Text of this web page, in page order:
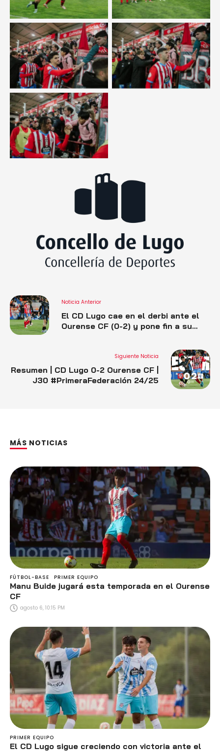
Noticia Anterior
El CD Lugo cae en el derbi ante el
Ourense CF (0-2) y pone fin a su
Siguiente Noticia
Resumen | CD Lugo 0-2 Ourense CF |
J30 #PrimeraFederación 24/25
MÁS NOTICIAS
FÚTBOL-BASE PRIMER EQUIPO
Manu Buide jugará esta temporada en el Ourense
CF
agosto 6, 10:15 PM
PRIMER EQUIPO
El CD Lugo sigue creciendo con victoria ante el